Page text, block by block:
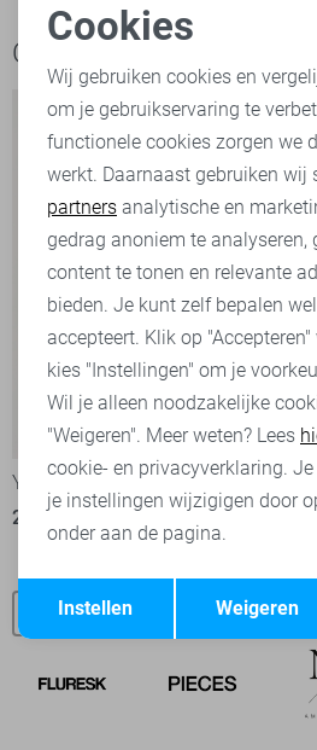
Ook het bekijken waard
-50%
Ydence Korte broek
25,00
Ydence broeken Ydence blouses
Noodzakelijke cookies
Personalisatie cookies
Analytische cookies
Marketing cookies
Terug
Cookies
Wij gebruiken cookies en
om je gebruikservaring te
functionele cookies zorgen we
werkt. Daarnaast gebruiken wij
partners analytische en
gedrag anoniem te analyseren,
content te tonen en relevante
bieden. Je kunt zelf bepalen
accepteert. Klik op
kies "Instellingen" om je
Wil je alleen noodzakelijke
"Weigeren". Meer weten? Lees
cookie- en privacyverklaring.
je instellingen wijzigigen door
onder aan de pagina.
Weigeren
Instellen